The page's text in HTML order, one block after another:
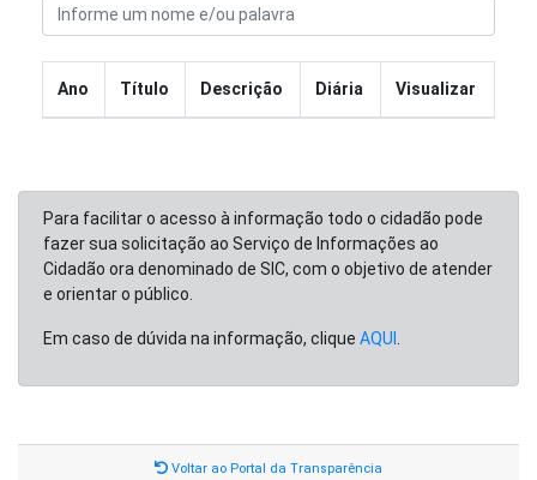
Ano Título Descrição Diária Visualizar
Para facilitar o acesso à informação todo o cidadão pode
fazer sua solicitação ao Serviço de Informações ao
Cidadão ora denominado de SIC, com o objetivo de atender
e orientar o público.
Em caso de dúvida na informação, clique AQUI
Voltar ao Portal da Transparência